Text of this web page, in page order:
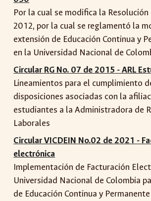
Por la cual se modifica la Resolución
2012, por la cual se reglamentó la
extensión de Educación Continua y
en la Universidad Nacional de
Circular RG No. 07 de 2015 - ARL
Lineamientos para el cumplimiento
disposiciones asociadas con la
estudiantes a la Administradora de
Laborales
Circular VICDEIN No.02 de 2021 -
electrónica
Implementación de Facturación
Universidad Nacional de Colombia
de Educación Continua y